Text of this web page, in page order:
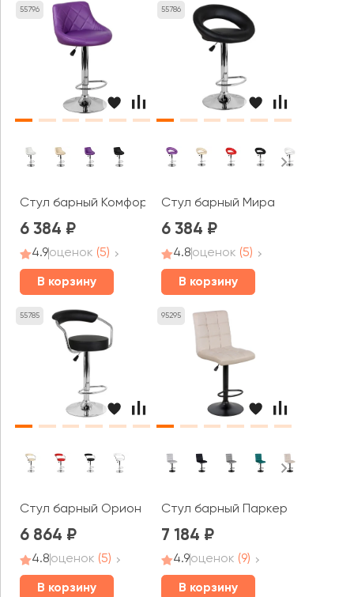
55796
Стул барный Комфорт
6 384
4.9оценок (5)
В корзину
55786
Стул барный Мира
6 384
4.8оценок (5)
В корзину
55785
Стул барный Орион
6 864
4.8оценок (5)
В корзину
95295
Стул барный Паркер
7 184
4.9оценок (9)
В корзину